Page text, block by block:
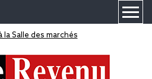
Salle des marchés